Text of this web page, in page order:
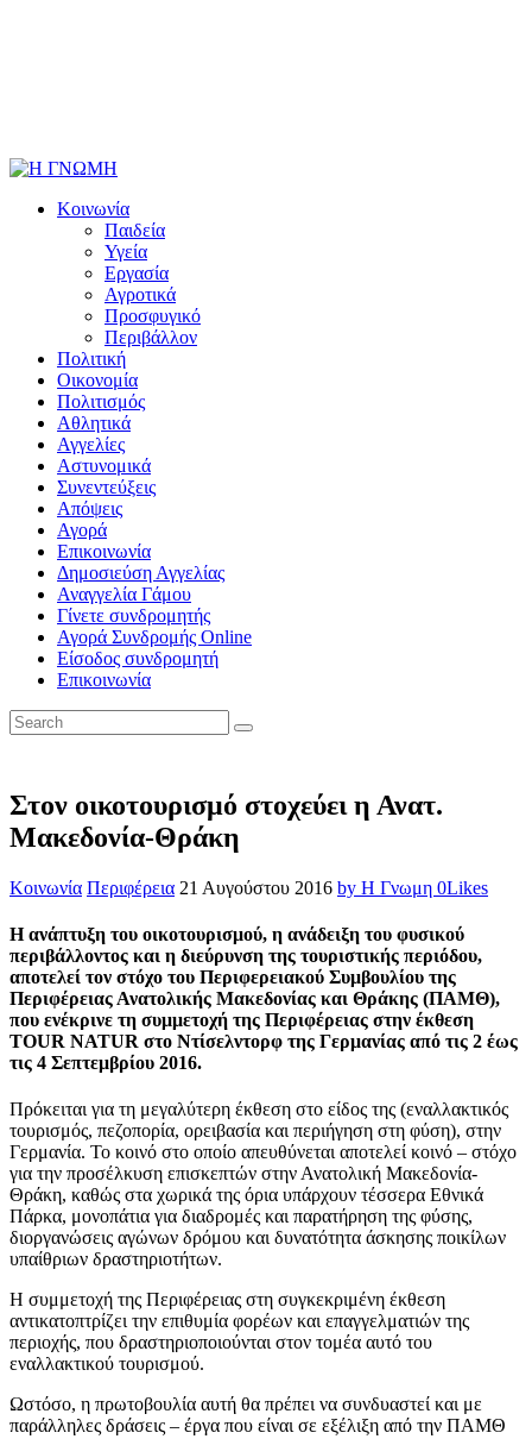
Κοινωνία
Παιδεία
Υγεία
Εργασία
Αγροτικά
Προσφυγικό
Περιβάλλον
Πολιτική
Οικονομία
Πολιτισμός
Αθλητικά
Αγγελίες
Αστυνομικά
Συνεντεύξεις
Απόψεις
Αγορά
Επικοινωνία
Δημοσιεύση Αγγελίας
Αναγγελία Γάμου
Γίνετε συνδρομητής
Αγορά Συνδρομής Online
Είσοδος συνδρομητή
Επικοινωνία
Στον οικοτουρισμό στοχεύει η Ανατ.
Μακεδονία-Θράκη
Κοινωνία Περιφέρεια 21 Αυγούστου 2016 by Η Γνωμη 0Likes
Η ανάπτυξη του οικοτουρισμού, η ανάδειξη του φυσικού
περιβάλλοντος και η διεύρυνση της τουριστικής περιόδου,
αποτελεί τον στόχο του Περιφερειακού Συμβουλίου της
Περιφέρειας Ανατολικής Μακεδονίας και Θράκης (ΠΑΜΘ),
που ενέκρινε τη συμμετοχή της Περιφέρειας στην έκθεση
TOUR NATUR στο Ντίσελντορφ της Γερμανίας από τις 2 έως
τις 4 Σεπτεμβρίου 2016.
Πρόκειται για τη μεγαλύτερη έκθεση στο είδος της (εναλλακτικός
τουρισμός, πεζοπορία, ορειβασία και περιήγηση στη φύση), στην
Γερμανία. Το κοινό στο οποίο απευθύνεται αποτελεί κοινό – στόχο
για την προσέλκυση επισκεπτών στην Ανατολική Μακεδονία-
Θράκη, καθώς στα χωρικά της όρια υπάρχουν τέσσερα Εθνικά
Πάρκα, μονοπάτια για διαδρομές και παρατήρηση της φύσης,
διοργανώσεις αγώνων δρόμου και δυνατότητα άσκησης ποικίλων
υπαίθριων δραστηριοτήτων.
Η συμμετοχή της Περιφέρειας στη συγκεκριμένη έκθεση
αντικατοπτρίζει την επιθυμία φορέων και επαγγελματιών της
περιοχής, που δραστηριοποιούνται στον τομέα αυτό του
εναλλακτικού τουρισμού.
Ωστόσο, η πρωτοβουλία αυτή θα πρέπει να συνδυαστεί και με
παράλληλες δράσεις – έργα που είναι σε εξέλιξη από την ΠΑΜΘ